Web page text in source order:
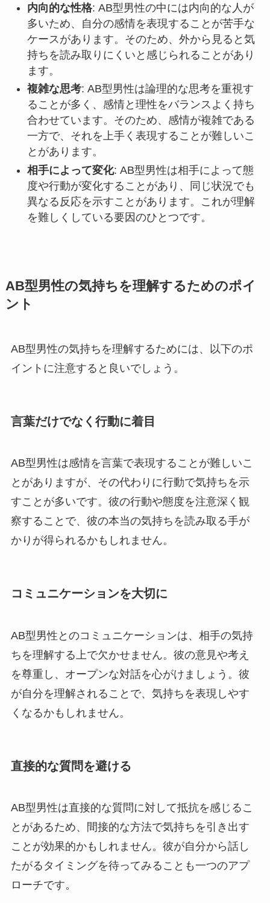
内向的な性格: AB型男性の中には内向的な人が
多いため、自分の感情を表現することが苦手な
ケースがあります。そのため、外から見ると気
持ちを読み取りにくいと感じられることがあり
ます。
複雑な思考: AB型男性は論理的な思考を重視す
ることが多く、感情と理性をバランスよく持ち
合わせています。そのため、感情が複雑である
一方で、それを上手く表現することが難しいこ
とがあります。
相手によって変化: AB型男性は相手によって態
度や行動が変化することがあり、同じ状況でも
異なる反応を示すことがあります。これが理解
を難しくしている要因のひとつです。
AB型男性の気持ちを理解するためのポイ
ント
AB型男性の気持ちを理解するためには、以下のポ
イントに注意すると良いでしょう。
言葉だけでなく行動に着目
AB型男性は感情を言葉で表現することが難しいこ
とがありますが、その代わりに行動で気持ちを示
すことが多いです。彼の行動や態度を注意深く観
察することで、彼の本当の気持ちを読み取る手が
かりが得られるかもしれません。
コミュニケーションを大切に
AB型男性とのコミュニケーションは、相手の気持
ちを理解する上で欠かせません。彼の意見や考え
を尊重し、オープンな対話を心がけましょう。彼
が自分を理解されることで、気持ちを表現しやす
くなるかもしれません。
直接的な質問を避ける
AB型男性は直接的な質問に対して抵抗を感じるこ
とがあるため、間接的な方法で気持ちを引き出す
ことが効果的かもしれません。彼が自分から話し
たがるタイミングを待ってみることも一つのアプ
ローチです。